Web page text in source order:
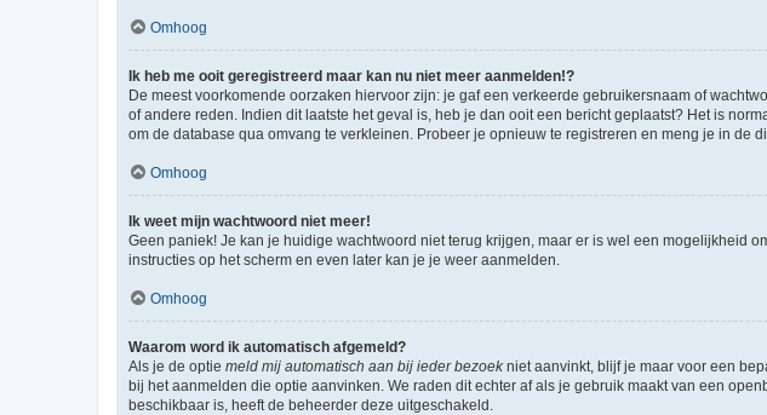
Omhoog
Ik heb me ooit geregistreerd maar kan nu niet meer aanmelden!?
De meest voorkomende oorzaken hiervoor zijn: je gaf een verkeerde gebruikersnaam of
of andere reden. Indien dit laatste het geval is, heb je dan ooit een bericht geplaatst? Het is
om de database qua omvang te verkleinen. Probeer je opnieuw te registreren en meng je in de
Omhoog
Ik weet mijn wachtwoord niet meer!
Geen paniek! Je kan je huidige wachtwoord niet terug krijgen, maar er is wel een mogelijkheid
instructies op het scherm en even later kan je je weer aanmelden.
Omhoog
Waarom word ik automatisch afgemeld?
Als je de optie meld mij automatisch aan bij ieder bezoekniet aanvinkt, blijf je maar voor een
bij het aanmelden die optie aanvinken. We raden dit echter af als je gebruik maakt van een
beschikbaar is, heeft de beheerder deze uitgeschakeld.